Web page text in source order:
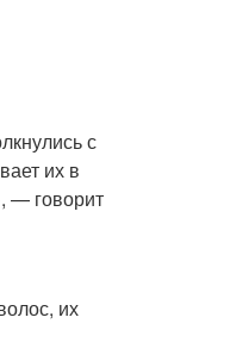
с
их в
— говорит
их